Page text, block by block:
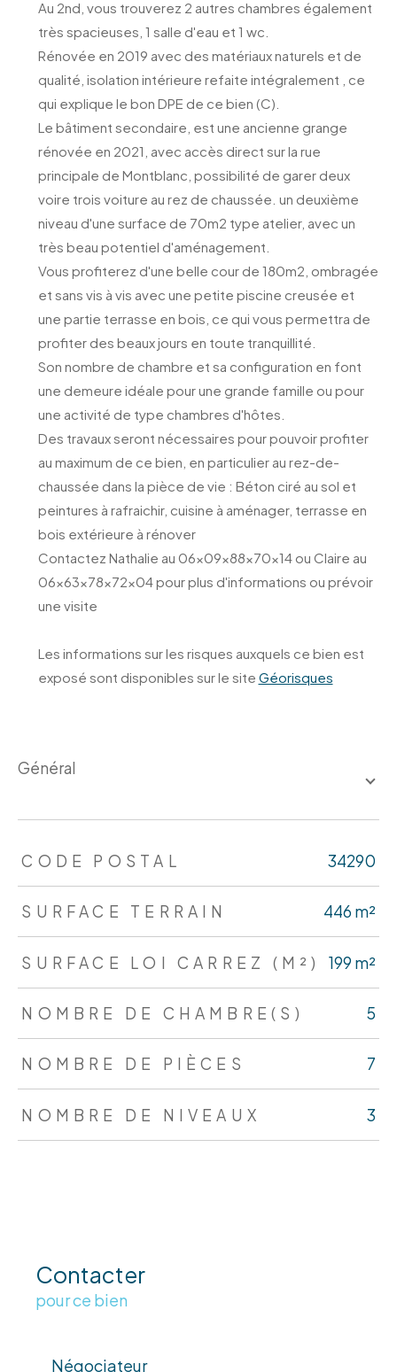
Au 2nd, vous trouverez 2 autres chambres également
très spacieuses, 1 salle d'eau et 1 wc.
Rénovée en 2019 avec des matériaux naturels et de
qualité, isolation intérieure refaite intégralement , ce
qui explique le bon DPE de ce bien (C).
Le bâtiment secondaire, est une ancienne grange
rénovée en 2021, avec accès direct sur la rue
principale de Montblanc, possibilité de garer deux
voire trois voiture au rez de chaussée. un deuxième
niveau d'une surface de 70m2 type atelier, avec un
très beau potentiel d'aménagement.
Vous profiterez d'une belle cour de 180m2, ombragée
et sans vis à vis avec une petite piscine creusée et
une partie terrasse en bois, ce qui vous permettra de
profiter des beaux jours en toute tranquillité.
Son nombre de chambre et sa configuration en font
une demeure idéale pour une grande famille ou pour
une activité de type chambres d'hôtes.
Des travaux seront nécessaires pour pouvoir profiter
au maximum de ce bien, en particulier au rez-de-
chaussée dans la pièce de vie : Béton ciré au sol et
peintures à rafraichir, cuisine à aménager, terrasse en
bois extérieure à rénover
Contactez Nathalie au 06x09x88x70x14 ou Claire au
06x63x78x72x04 pour plus d'informations ou prévoir
une visite
Les informations sur les risques auxquels ce bien est
exposé sont disponibles sur le site Géorisques
général
TRAD_ZEPHYR_Caracteristique TRAD_ZEPHYR_Valeurs
CODE POSTAL 34290
SURFACE TERRAIN 446 m²
SURFACE LOI CARREZ (M²) 199 m²
NOMBRE DE CHAMBRE(S) 5
NOMBRE DE PIÈCES 7
NOMBRE DE NIVEAUX 3
Contacter
pour ce bien
Négociateur